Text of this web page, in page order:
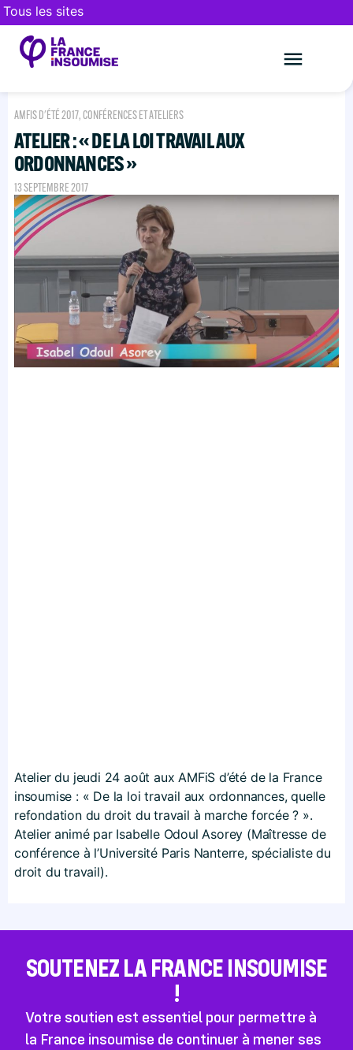
Tous les sites
AMFIS D'ÉTÉ 2017, CONFÉRENCES ET ATELIERS
ATELIER : « DE LA LOI TRAVAIL AUX
ORDONNANCES »
13 SEPTEMBRE 2017
Atelier du jeudi 24 août aux AMFiS d’été de la France
insoumise : « De la loi travail aux ordonnances, quelle
refondation du droit du travail à marche forcée ? ».
Atelier animé par Isabelle Odoul Asorey (Maîtresse de
conférence à l’Université Paris Nanterre, spécialiste du
droit du travail).
SOUTENEZ LA FRANCE INSOUMISE
!
Votre soutien est essentiel pour permettre à
la France insoumise de continuer à mener ses